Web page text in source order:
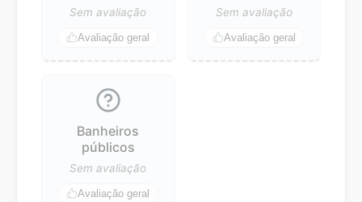
Sem avaliação
Avaliação geral
Sem avaliação
Avaliação geral
Banheiros
públicos
Sem avaliação
Avaliação geral